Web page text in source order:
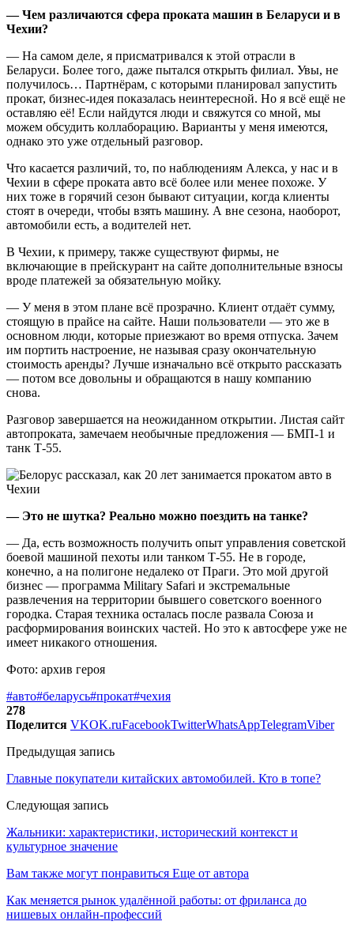
— Чем различаются сфера проката машин в Беларуси и в
Чехии?
— На самом деле, я присматривался к этой отрасли в
Беларуси. Более того, даже пытался открыть филиал. Увы, не
получилось… Партнёрам, с которыми планировал запустить
прокат, бизнес-идея показалась неинтересной. Но я всё ещё не
оставляю её! Если найдутся люди и свяжутся со мной, мы
можем обсудить коллаборацию. Варианты у меня имеются,
однако это уже отдельный разговор.
Что касается различий, то, по наблюдениям Алекса, у нас и в
Чехии в сфере проката авто всё более или менее похоже. У
них тоже в горячий сезон бывают ситуации, когда клиенты
стоят в очереди, чтобы взять машину. А вне сезона, наоборот,
автомобили есть, а водителей нет.
В Чехии, к примеру, также существуют фирмы, не
включающие в прейскурант на сайте дополнительные взносы
вроде платежей за обязательную мойку.
— У меня в этом плане всё прозрачно. Клиент отдаёт сумму,
стоящую в прайсе на сайте. Наши пользователи — это же в
основном люди, которые приезжают во время отпуска. Зачем
им портить настроение, не называя сразу окончательную
стоимость аренды? Лучше изначально всё открыто рассказать
— потом все довольны и обращаются в нашу компанию
снова.
Разговор завершается на неожиданном открытии. Листая сайт
автопроката, замечаем необычные предложения — БМП-1 и
танк Т-55.
— Это не шутка? Реально можно поездить на танке?
— Да, есть возможность получить опыт управления советской
боевой машиной пехоты или танком Т-55. Не в городе,
конечно, а на полигоне недалеко от Праги. Это мой другой
бизнес — программа Military Safari и экстремальные
развлечения на территории бывшего советского военного
городка. Старая техника осталась после развала Союза и
расформирования воинских частей. Но это к автосфере уже не
имеет никакого отношения.
Фото: архив героя
#авто#беларусь#прокат#чехия
278
Поделится VKOK.ruFacebookTwitterWhatsAppTelegramViber
Предыдущая запись
Главные покупатели китайских автомобилей. Кто в топе?
Следующая запись
Жальники: характеристики, исторический контекст и
культурное значение
Вам также могут понравиться Еще от автора
Как меняется рынок удалённой работы: от фриланса до
нишевых онлайн-профессий